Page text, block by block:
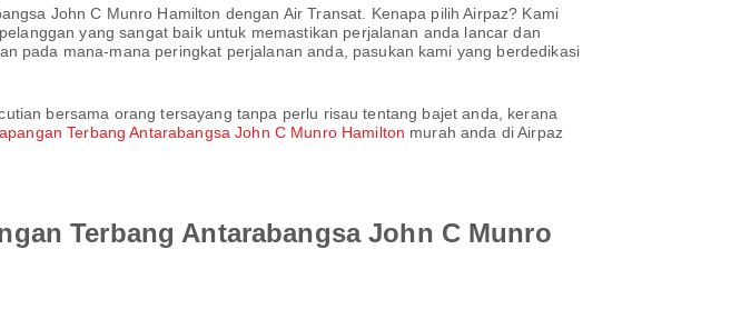
John C Munro Hamilton dengan Air Transat. Kenapa pilih Airpaz? Kami
yang sangat baik untuk memastikan perjalanan anda lancar dan
pada mana-mana peringkat perjalanan anda, pasukan kami yang berdedikasi
bersama orang tersayang tanpa perlu risau tentang bajet anda, kerana
Terbang Antarabangsa John C Munro Hamilton murah anda di Airpaz
Terbang Antarabangsa John C Munro